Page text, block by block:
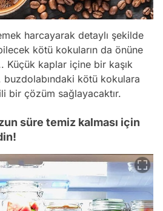
harcayarak detaylı şekilde
kötü kokuların da önüne
Küçük kaplar içine bir kaşık
kötü kokulara
bir çözüm sağlayacaktır.
süre temiz kalması için